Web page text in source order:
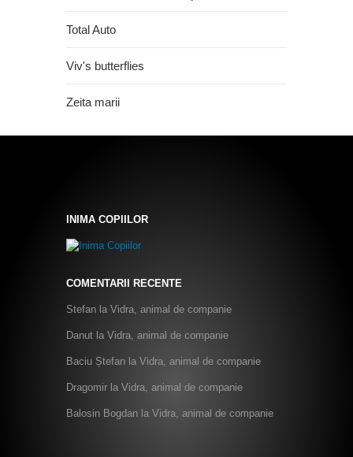
Total Auto
Viv's butterflies
Zeita marii
INIMA COPIILOR
COMENTARII RECENTE
Stefan la Vidra, animal de companie
Danut la Vidra, animal de companie
Baciu Ștefan la Vidra, animal de companie
Dragomir la Vidra, animal de companie
Balosin Bogdan la Vidra, animal de companie